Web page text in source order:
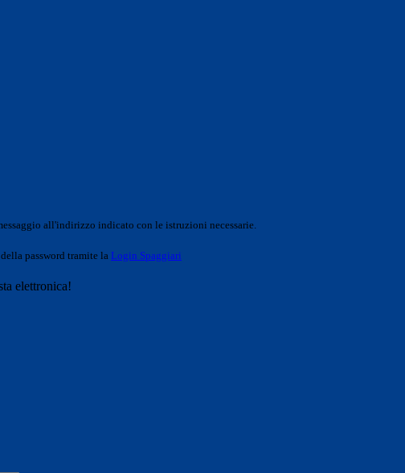
all'indirizzo indicato con le istruzioni necessarie.
password tramite la Login Spaggiari
elettronica!